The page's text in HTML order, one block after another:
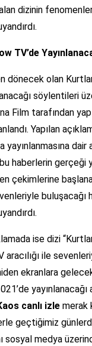
dizinin
TV’de
dönecek olan
söylentileri
Film tarafından
Yapılan
dair
haberlerin gerçeği
çekimlerine
buluşacağı
ise dizi
aracılığı ile
ekranlara
yayınlanacağı
canlı izle merak
geçtiğimiz
sosyal medya